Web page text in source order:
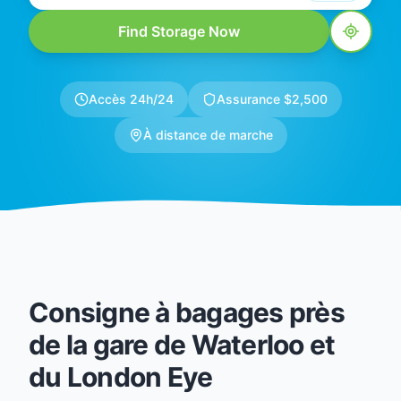
Find Storage Now
Accès 24h/24 Assurance $2,500
À distance de marche
Consigne à bagages près
de la gare de Waterloo et
du London Eye